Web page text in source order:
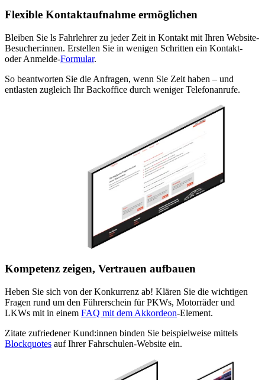
Flexible Kontaktaufnahme ermöglichen
Bleiben Sie ls Fahrlehrer zu jeder Zeit in Kontakt mit Ihren Website-
Besucher:innen. Erstellen Sie in wenigen Schritten ein Kontakt-
oder Anmelde-Formular.
So beantworten Sie die Anfragen, wenn Sie Zeit haben – und
entlasten zugleich Ihr Backoffice durch weniger Telefonanrufe.
Kompetenz zeigen, Vertrauen aufbauen
Heben Sie sich von der Konkurrenz ab! Klären Sie die wichtigen
Fragen rund um den Führerschein für PKWs, Motorräder und
LKWs mit in einem FAQ mit dem Akkordeon-Element.
Zitate zufriedener Kund:innen binden Sie beispielweise mittels
Blockquotes auf Ihrer Fahrschulen-Website ein.